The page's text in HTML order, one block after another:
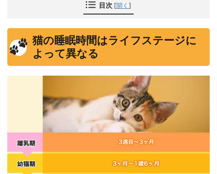
目次 [開く ]
猫の睡眠時間はライフステージに
よって異なる